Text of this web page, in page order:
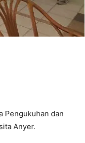
Pengukuhan dan
Anyer.